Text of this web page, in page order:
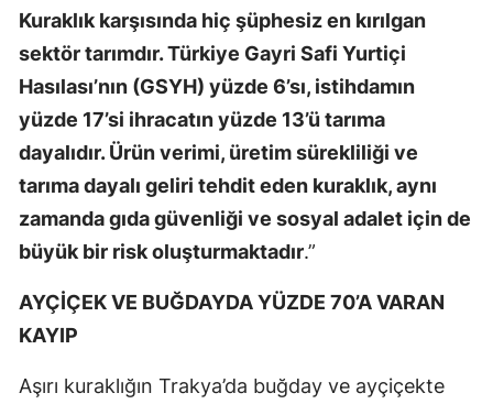
Kuraklık karşısında hiç şüphesiz en kırılgan
sektör tarımdır. Türkiye Gayri Safi Yurtiçi
Hasılası’nın (GSYH) yüzde 6’sı, istihdamın
yüzde 17’si ihracatın yüzde 13’ü tarıma
dayalıdır. Ürün verimi, üretim sürekliliği ve
tarıma dayalı geliri tehdit eden kuraklık, aynı
zamanda gıda güvenliği ve sosyal adalet için de
büyük bir risk oluşturmaktadır.”
AYÇİÇEK VE BUĞDAYDA YÜZDE 70’A VARAN
KAYIP
Aşırı kuraklığın Trakya’da buğday ve ayçiçekte